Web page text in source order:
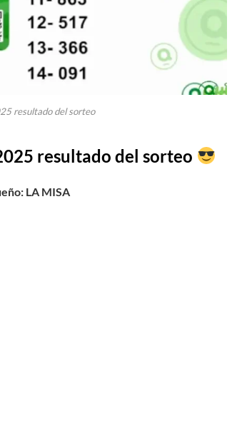
resultado del sorteo
resultado del sorteo
LA MISA